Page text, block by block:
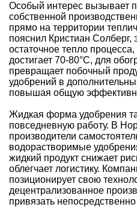
Особый интерес вызывает
собственной
прямо на территории
пояснил Кристиан Солберг,
остаточное тепло
достигает 70-80°C, для
превращает побочный
удобрений в
повышая общую
Жидкая форма удобрения
повседневную работу. В
производители
водорастворимые
жидкий продукт снижает
облегчает логистику.
позиционирует свою
децентрализованное
привязать